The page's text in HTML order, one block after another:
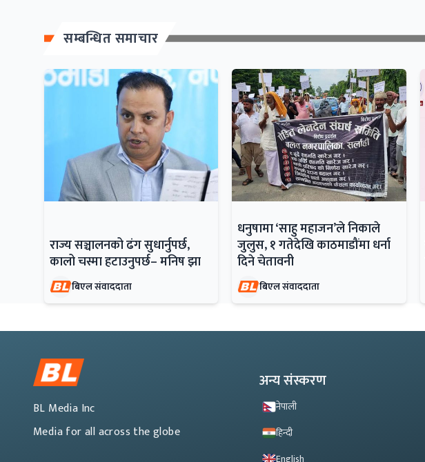
सम्बन्धित समाचार
राज्य सञ्चालनको ढंग सुधार्नुपर्छ,
कालो चस्मा हटाउनुपर्छ– मनिष झा
बिएल संवाददाता
धनुषामा ‘साहु महाजन’ले निकाले
जुलुस, १ गतेदेखि काठमाडौंमा धर्ना
दिने चेतावनी
बिएल संवाददाता
BL Media Inc
Media for all across the globe
अन्य संस्करण
नेपाली
हिन्दी
English